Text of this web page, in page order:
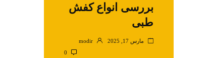
بررسی انواع کفش
طبی
مارس 17, 2025
modir
0